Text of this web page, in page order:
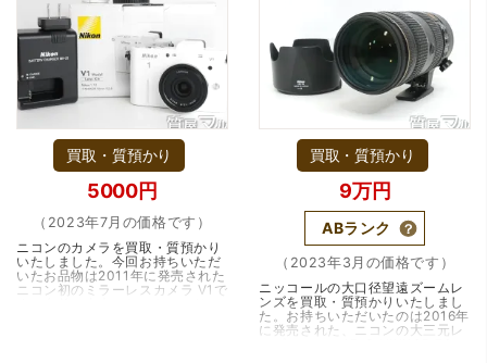
（大阪府大阪市）とても宝石に詳しく、また中古市場の仕
組みもお教えいただけ嬉しかったです。鑑別も素早く驚き
ました。宜しくお願いいたします。(楽器等、様々なジャン
ルに詳しいの流石の一言に尽きます)
買取・質預かり
5000円
（2023年7月の価格です）
ニコンのカメラを買取・質預かり
いたしました。今回お持ちいただ
いたお品物は2011年に発売された
ニコン初のミラーレスカメラ V1で
買取・質預かり
9万円
ABランク
（2023年3月の価格です）
ニッコールの大口径望遠ズームレ
ンズを買取・質預かりいたしまし
た。お持ちいただいたのは2016年
に発売された、ニコンの大三元レ